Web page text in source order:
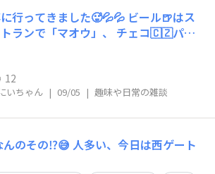
行ってきました🥵💦💦 ビール🍺はス
ランで「マオウ」、 チェコ🇨🇿パビ
ルスナーウルケル」を飲みました😋
もあり、どちらもとてもおいしかった
12
いちゃん | 09/05 | 趣味や日常の雑談